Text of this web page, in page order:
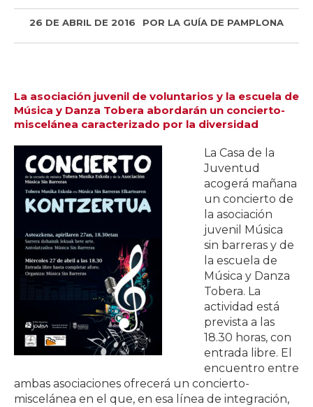
26 DE ABRIL DE 2016 POR LA GUÍA DE PAMPLONA
La asociación juvenil de voluntarios y la escuela de
Música y Danza Tobera abordarán un concierto-
miscelánea caracterizado por la diversidad
La Casa de la
Juventud
acogerá mañana
un concierto de
la asociación
juvenil Música
sin barreras y de
la escuela de
Música y Danza
Tobera. La
actividad está
prevista a las
18.30 horas, con
entrada libre. El
encuentro entre
ambas asociaciones ofrecerá un concierto-
miscelánea en el que, en esa línea de integración,